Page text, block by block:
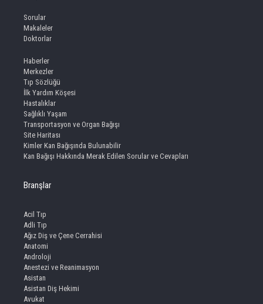
Sorular
Makaleler
Doktorlar
Haberler
Merkezler
Tıp Sözlüğü
İlk Yardım Köşesi
Hastalıklar
Sağlıklı Yaşam
Transportasyon ve Organ Bağışı
Site Haritası
Kimler Kan Bağışında Bulunabilir
Kan Bağışı Hakkında Merak Edilen Sorular ve Cevapları
Branşlar
Acil Tıp
Adli Tıp
Ağız Diş ve Çene Cerrahisi
Anatomi
Androloji
Anestezi ve Reanimasyon
Asistan
Asistan Diş Hekimi
Avukat